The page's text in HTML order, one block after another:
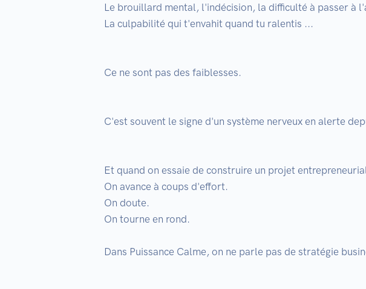
Le brouillard mental, l'indécision, la difficulté à passer à
La culpabilité qui t'envahit quand tu ralentis ...
Ce ne sont pas des faiblesses.
C'est souvent le signe d'un système nerveux en alerte
Et quand on essaie de construire un projet
On avance à coups d'effort.
On doute.
On tourne en rond.
Dans Puissance Calme, on ne parle pas de stratégie